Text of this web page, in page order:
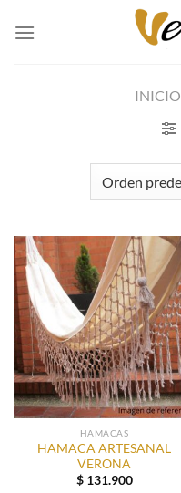
INICIO
HAMACAS
HAMACA ARTESANAL
VERONA
$131.900